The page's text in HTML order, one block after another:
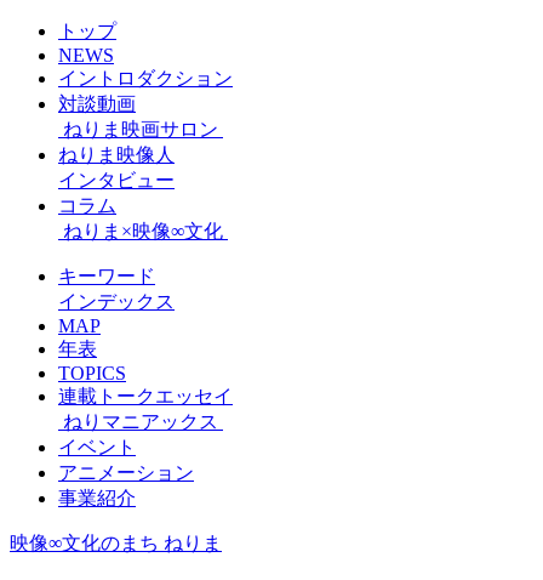
トップ
NEWS
イントロダクション
対談動画
ねりま映画サロン
ねりま映像人
インタビュー
コラム
ねりま×映像∞文化
キーワード
インデックス
MAP
年表
TOPICS
連載トークエッセイ
ねりマニアックス
イベント
アニメーション
事業紹介
映像∞文化のまち ねりま